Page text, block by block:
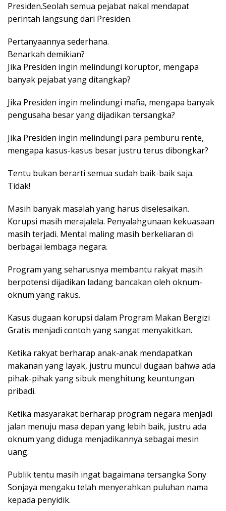
Presiden.Seolah semua pejabat nakal mendapat
perintah langsung dari Presiden.
Pertanyaannya sederhana.
Benarkah demikian?
Jika Presiden ingin melindungi koruptor, mengapa
banyak pejabat yang ditangkap?
Jika Presiden ingin melindungi mafia, mengapa banyak
pengusaha besar yang dijadikan tersangka?
Jika Presiden ingin melindungi para pemburu rente,
mengapa kasus-kasus besar justru terus dibongkar?
Tentu bukan berarti semua sudah baik-baik saja.
Tidak!
Masih banyak masalah yang harus diselesaikan.
Korupsi masih merajalela. Penyalahgunaan kekuasaan
masih terjadi. Mental maling masih berkeliaran di
berbagai lembaga negara.
Program yang seharusnya membantu rakyat masih
berpotensi dijadikan ladang bancakan oleh oknum-
oknum yang rakus.
Kasus dugaan korupsi dalam Program Makan Bergizi
Gratis menjadi contoh yang sangat menyakitkan.
Ketika rakyat berharap anak-anak mendapatkan
makanan yang layak, justru muncul dugaan bahwa ada
pihak-pihak yang sibuk menghitung keuntungan
pribadi.
Ketika masyarakat berharap program negara menjadi
jalan menuju masa depan yang lebih baik, justru ada
oknum yang diduga menjadikannya sebagai mesin
uang.
Publik tentu masih ingat bagaimana tersangka Sony
Sonjaya mengaku telah menyerahkan puluhan nama
kepada penyidik.